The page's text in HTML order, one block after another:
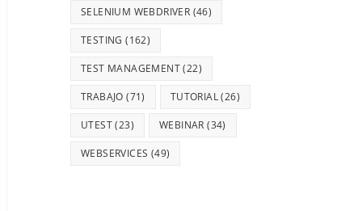
SELENIUM WEBDRIVER (46)
TESTING (162)
TEST MANAGEMENT(22)
TRABAJO (71) TUTORIAL(26)
UTEST(23) WEBINAR (34)
WEBSERVICES (49)